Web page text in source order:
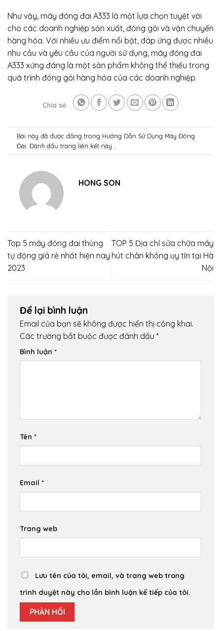
Như vậy, máy đóng đai A333 là một lựa chọn tuyệt vời
cho các doanh nghiệp sản xuất, đóng gói và vận chuyển
hàng hóa. Với nhiều ưu điểm nổi bật, đáp ứng được nhiều
nhu cầu và yêu cầu của người sử dụng, máy đóng đai
A333 xứng đáng là một sản phẩm không thể thiếu trong
quá trình đóng gói hàng hóa của các doanh nghiệp.
Chia sẻ:
Bài này đã được đăng trong Hướng Dẫn Sử Dụng Máy Đóng
Đai . Đánh dấu trang liên kết này .
HONG SON
Top 5 máy đóng đai thùng
tự động giá rẻ nhất hiện nay
2023
TOP 5 Địa chỉ sửa chữa máy
hút chân không uy tín tại Hà
Nội
Để lại bình luận
Email của bạn sẽ không được hiển thị công khai.
Các trường bắt buộc được đánh dấu *
Bình luận *
Tên *
Email *
Trang web
Lưu tên của tôi, email, và trang web trong
trình duyệt này cho lần bình luận kế tiếp của tôi.